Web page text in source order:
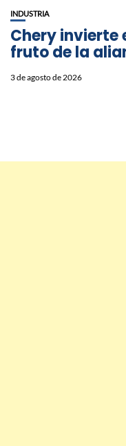
INDUSTRIA
Chery invierte
fruto de la
3 de agosto de 2026